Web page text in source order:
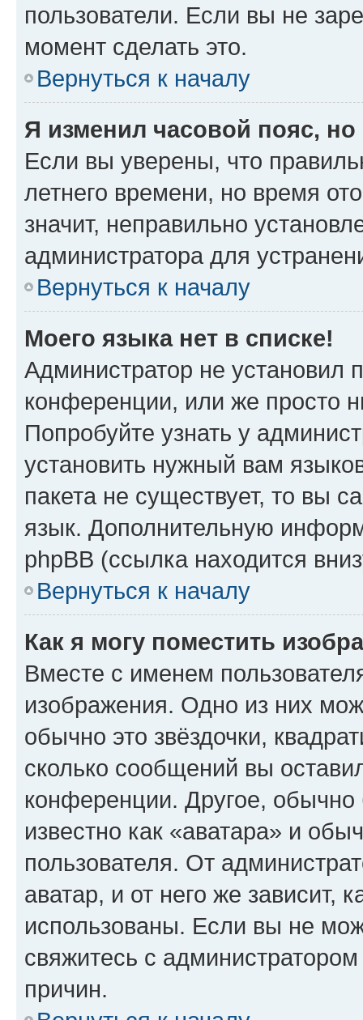
пользователи. Если вы не
момент сделать это.
Вернуться к началу
Я изменил часовой пояс,
Если вы уверены, что
летнего времени, но время
значит, неправильно
администратора для
Вернуться к началу
Моего языка нет в списке!
Администратор не установил
конференции, или же просто
Попробуйте узнать у
установить нужный вам
пакета не существует, то вы
язык. Дополнительную
phpBB (ссылка находится
Вернуться к началу
Как я могу поместить
Вместе с именем
изображения. Одно из них
обычно это звёздочки,
сколько сообщений вы
конференции. Другое,
известно как «аватара» и
пользователя. От
аватар, и от него же зависит,
использованы. Если вы не
свяжитесь с
причин.